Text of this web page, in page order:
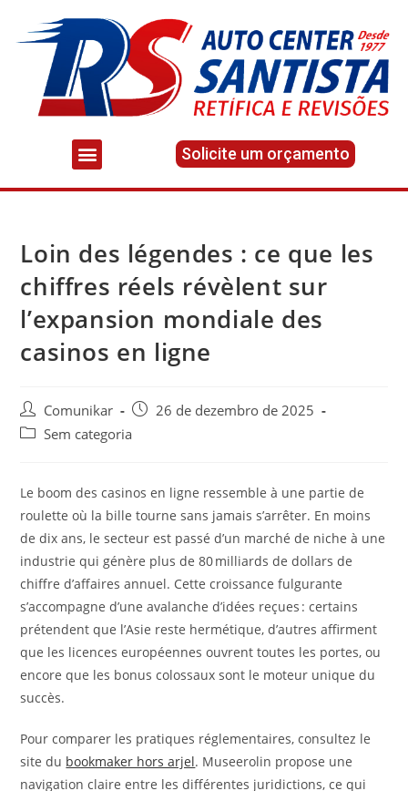
Solicite um orçamento
Loin des légendes : ce que les
chiffres réels révèlent sur
l’expansion mondiale des
casinos en ligne
Comunikar
26 de dezembro de 2025
Sem categoria
Le boom des casinos en ligne ressemble à une partie de
roulette où la bille tourne sans jamais s’arrêter. En moins
de dix ans, le secteur est passé d’un marché de niche à une
industrie qui génère plus de 80 milliards de dollars de
chiffre d’affaires annuel. Cette croissance fulgurante
s’accompagne d’une avalanche d’idées reçues : certains
prétendent que l’Asie reste hermétique, d’autres affirment
que les licences européennes ouvrent toutes les portes, ou
encore que les bonus colossaux sont le moteur unique du
succès.
Pour comparer les pratiques réglementaires, consultez le
site du bookmaker hors arjel. Museerolin propose une
navigation claire entre les différentes juridictions, ce qui